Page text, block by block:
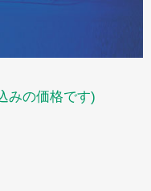
みの価格です)